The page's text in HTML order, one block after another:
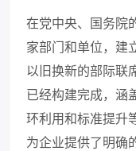
在党中央、国务院
家部门和单位，建
以旧换新的部际联
已经构建完成，涵
环利用和标准提升
为企业提供了明确